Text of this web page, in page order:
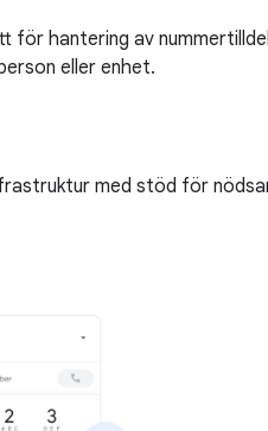
hantering av
eller enhet.
med stöd för